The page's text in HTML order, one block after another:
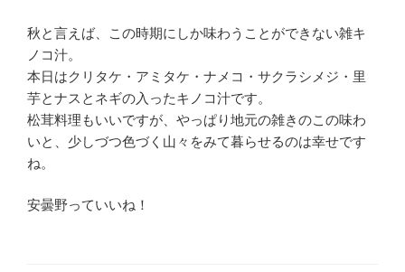
秋と言えば、この時期にしか味わうことができない雑キ
ノコ汁。
本日はクリタケ・アミタケ・ナメコ・サクラシメジ・里
芋とナスとネギの入ったキノコ汁です。
松茸料理もいいですが、やっぱり地元の雑きのこの味わ
いと、少しづつ色づく山々をみて暮らせるのは幸せです
ね。
安曇野っていいね！